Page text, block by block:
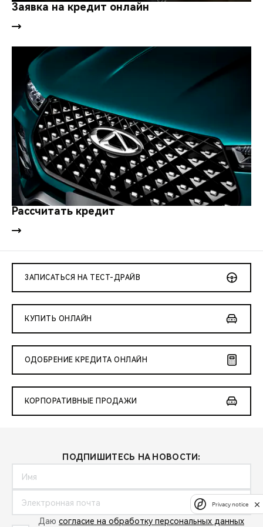
CHERY И СПОРТ
НАШИ МЕРОПРИЯТИЯ
ВИДЕООБЗОРЫ
CHERY ДЛЯ ДЕТЕЙ
Заявка на кредит онлайн
Рассчитать кредит
ЗАПИСАТЬСЯ НА ТЕСТ-ДРАЙВ
КУПИТЬ ОНЛАЙН
ОДОБРЕНИЕ КРЕДИТА ОНЛАЙН
КОРПОРАТИВНЫЕ ПРОДАЖИ
ПОДПИШИТЕСЬ НА НОВОСТИ:
Даю согласие на обработку персональных данных
Privacy notice